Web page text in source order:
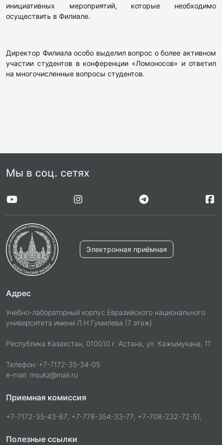
инициативных мероприятий, которые необходимо
осуществить в Филиале.
Директор Филиала особо выделил вопрос о более активном
участии студентов в конференции «Ломоносов» и ответил
на многочисленные вопросы студентов.
Мы в соц. сетях
Электронная приёмная
Адрес
Учебно-лабораторный корпус Евразийского национального
университета имени Л.Н.Гумилева (7 этаж)
Республика Казахстан, 010010 г. Астана, ул. Кажымукана, 11
Телефон: +7-7172-35-34-05
e-mail: msukz@mail.ru
Приемная комиссия
+7-7172-35-43-87; +7-778-354-33-77; +7-708-232-72-51;
Полезные ссылки